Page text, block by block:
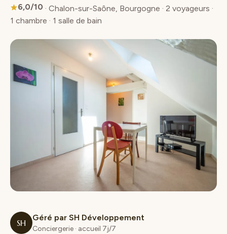
6,0/10 · Chalon-sur-Saône, Bourgogne · 2 voyageurs ·
1 chambre · 1 salle de bain
SH
Géré par SH Développement
Conciergerie · accueil 7j/7